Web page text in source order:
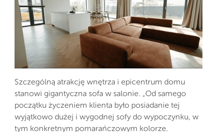
Szczególną atrakcję wnętrza i epicentrum domu
stanowi gigantyczna sofa w salonie. „Od samego
początku życzeniem klienta było posiadanie tej
wyjątkowo dużej i wygodnej sofy do wypoczynku, w
tym konkretnym pomarańczowym kolorze.